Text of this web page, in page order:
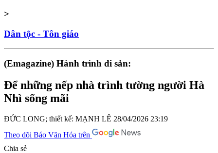
>
Dân tộc - Tôn giáo
(Emagazine) Hành trình di sản:
Để những nếp nhà trình tường người Hà
Nhì sống mãi
ĐỨC LONG; thiết kế: MẠNH LÊ 28/04/2026 23:19
Theo dõi Báo Văn Hóa trên
Chia sẻ